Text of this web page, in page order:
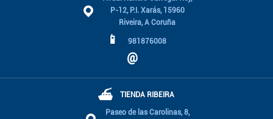
P-12, P.I. Xarás, 15960
Riveira, A Coruña
📱 981876008
@
⛴ TIENDA RIBEIRA
Paseo de las Carolinas, 8,